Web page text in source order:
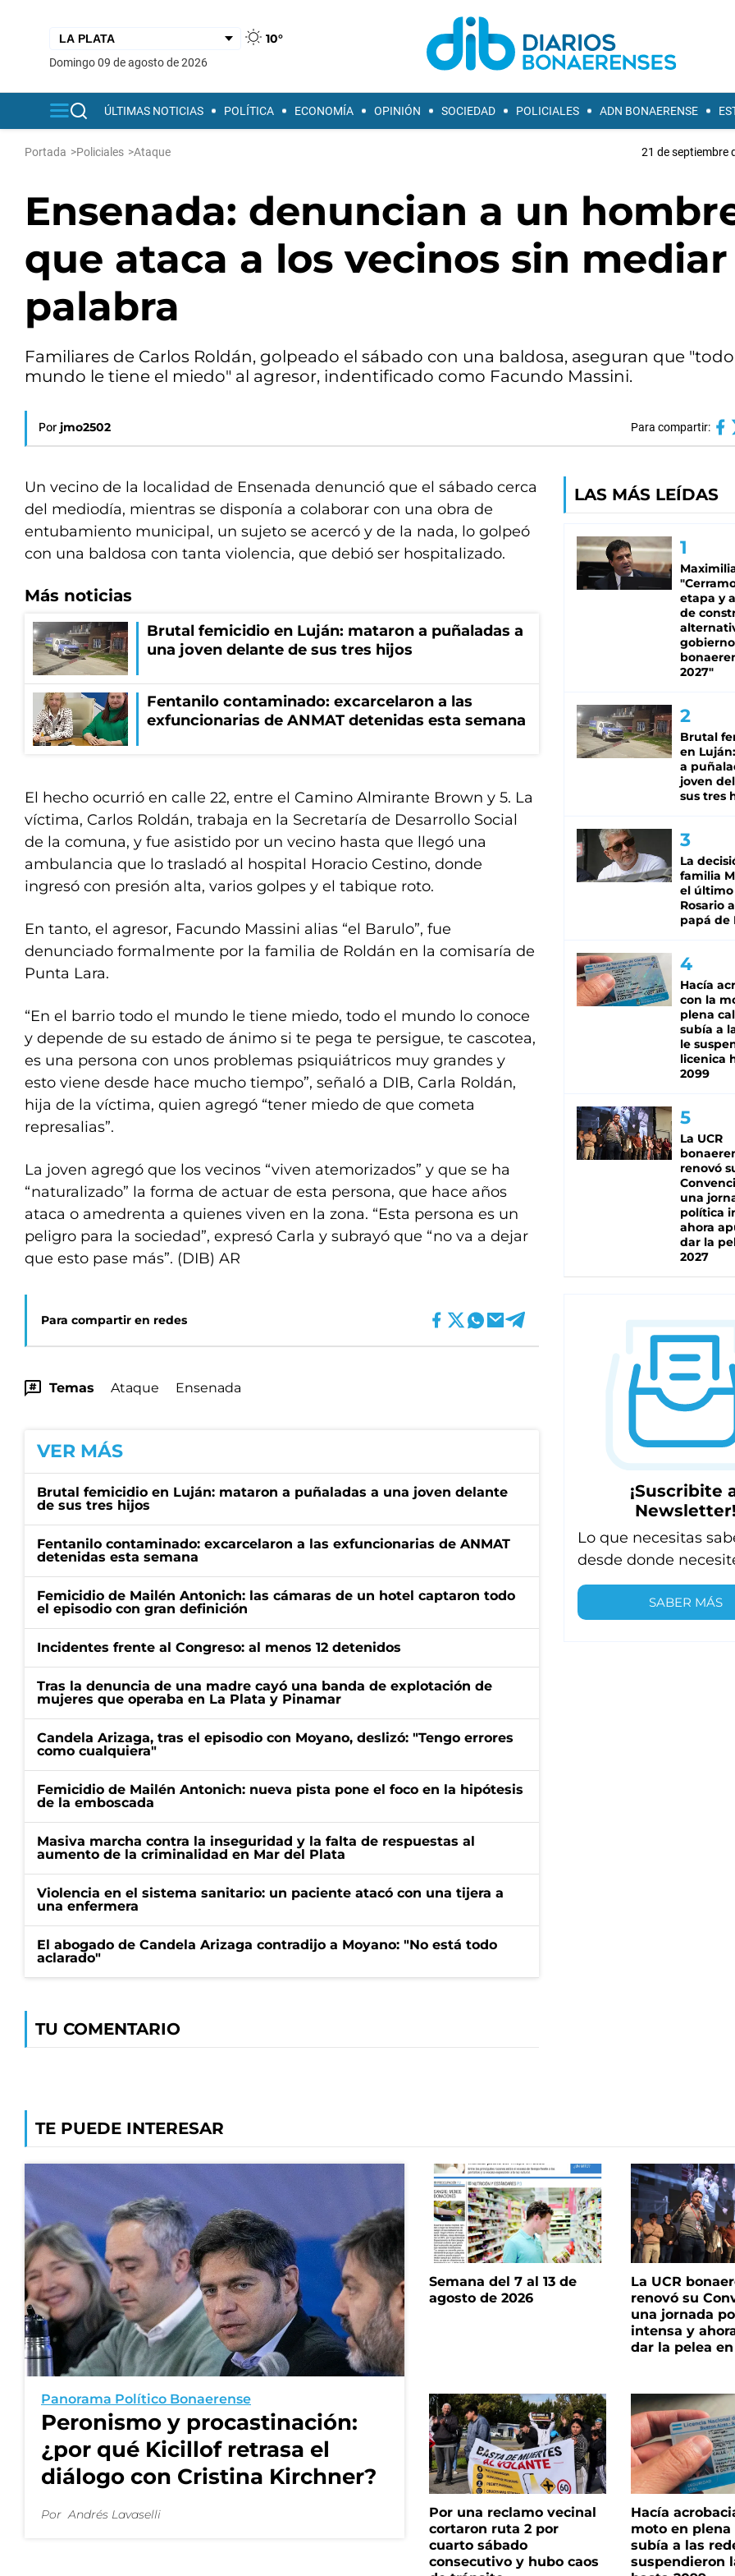
10°
domingo 09 de agosto de 2026
ÚLTIMAS NOTICIAS POLÍTICA ECONOMÍA OPINIÓN SOCIEDAD POLICIALES ADN BONAERENSE
Portada >Policiales >Ataque 21 de septiembre
Ensenada: denuncian a un
que ataca a los vecinos sin mediar
palabra
Familiares de Carlos Roldán, golpeado el sábado con una baldosa, aseguran que
mundo le tiene el miedo" al agresor, indentificado como Facundo Massini.
Por jmo2502 Para compartir:
Un vecino de la localidad de Ensenada denunció que el sábado cerca
del mediodía, mientras se disponía a colaborar con una obra de
entubamiento municipal, un sujeto se acercó y de la nada, lo golpeó
con una baldosa con tanta violencia, que debió ser hospitalizado.
Más noticias
Brutal femicidio en Luján: mataron a puñaladas a
una joven delante de sus tres hijos
Fentanilo contaminado: excarcelaron a las
exfuncionarias de ANMAT detenidas esta semana
El hecho ocurrió en calle 22, entre el Camino Almirante Brown y 5. La
víctima, Carlos Roldán, trabaja en la Secretaría de Desarrollo Social
de la comuna, y fue asistido por un vecino hasta que llegó una
ambulancia que lo trasladó al hospital Horacio Cestino, donde
ingresó con presión alta, varios golpes y el tabique roto.
En tanto, el agresor, Facundo Massini alias “el Barulo”, fue
denunciado formalmente por la familia de Roldán en la comisaría de
Punta Lara.
“En el barrio todo el mundo le tiene miedo, todo el mundo lo conoce
y depende de su estado de ánimo si te pega te persigue, te cascotea,
es una persona con unos problemas psiquiátricos muy grandes y
esto viene desde hace mucho tiempo”, señaló a DIB, Carla Roldán,
hija de la víctima, quien agregó “tener miedo de que cometa
represalias”.
La joven agregó que los vecinos “viven atemorizados” y que se ha
“naturalizado” la forma de actuar de esta persona, que hace años
ataca o amedrenta a quienes viven en la zona. “Esta persona es un
peligro para la sociedad”, expresó Carla y subrayó que “no va a dejar
que esto pase más”. (DIB) AR
Para compartir en redes
Temas Ataque Ensenada
VER MÁS
Brutal femicidio en Luján: mataron a puñaladas a una joven delante
de sus tres hijos
Fentanilo contaminado: excarcelaron a las exfuncionarias de ANMAT
detenidas esta semana
Femicidio de Mailén Antonich: las cámaras de un hotel captaron todo
el episodio con gran definición
Incidentes frente al Congreso: al menos 12 detenidos
Tras la denuncia de una madre cayó una banda de explotación de
mujeres que operaba en La Plata y Pinamar
Candela Arizaga, tras el episodio con Moyano, deslizó: "Tengo errores
como cualquiera"
Femicidio de Mailén Antonich: nueva pista pone el foco en la hipótesis
de la emboscada
Masiva marcha contra la inseguridad y la falta de respuestas al
aumento de la criminalidad en Mar del Plata
Violencia en el sistema sanitario: un paciente atacó con una tijera a
una enfermera
El abogado de Candela Arizaga contradijo a Moyano: "No está todo
aclarado"
TU COMENTARIO
LAS MÁS LEÍDAS
etapa y
de
2027"
Brutal
en
a
joven
sus tres
La
familia
el último
Rosario
papá de
Hacía
con la
plena
subía a
le
licenica
2099
La UCR
renovó
una
política
ahora
dar la
2027
¡Suscribite
Newsletter!
Lo que necesitas
desde donde
SABER MÁS
TE PUEDE INTERESAR
Panorama Político Bonaerense
Peronismo y procastinación:
¿por qué Kicillof retrasa el
diálogo con Cristina Kirchner?
Por Andrés Lavaselli
Semana del 7 al 13 de
agosto de 2026
La UCR
renovó su
una jornada
intensa y
dar la pelea en
Por una reclamo vecinal
cortaron ruta 2 por
cuarto sábado
consecutivo y hubo caos
Hacía
moto en plena
subía a las
suspendieron